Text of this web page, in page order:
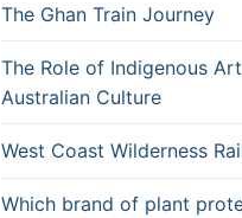
The Ghan Train Journey
The Role of Indigenous
Australian Culture
West Coast Wilderness
Which brand of plant